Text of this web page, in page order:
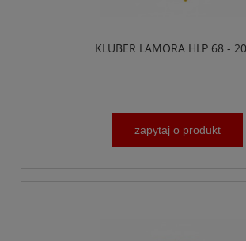
KLUBER LAMORA HLP 68 -
zapytaj o produkt